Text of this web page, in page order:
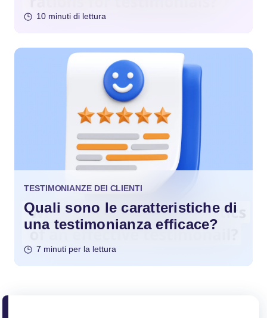
10 minuti di lettura
TESTIMONIANZE DEI CLIENTI
Quali sono le caratteristiche di
una testimonianza efficace?
7 minuti per la lettura